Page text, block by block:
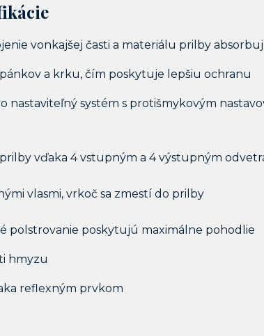
vonkajšej časti a materiálu prilby
a krku, čím poskytuje lepšiu ochranu
nastaviteľný systém s protišmykovým
vďaka 4 vstupným a 4 výstupným
vlasmi, vrkoč sa zmestí do prilby
polstrovanie poskytujú maximálne pohodlie
hmyzu
reflexným prvkom